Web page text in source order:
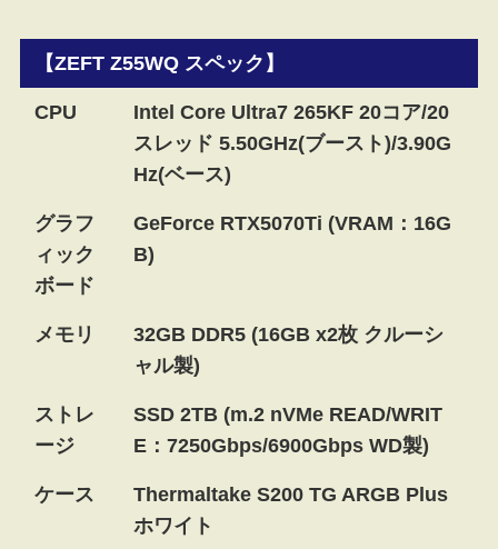
【ZEFT Z55WQ スペック】
CPU
Intel Core Ultra7 265KF 20コア/20
スレッド 5.50GHz(ブースト)/3.90G
Hz(ベース)
グラフ
ィック
ボード
GeForce RTX5070Ti (VRAM：16G
B)
メモリ
32GB DDR5 (16GB x2枚 クルーシ
ャル製)
ストレ
ージ
SSD 2TB (m.2 nVMe READ/WRIT
E：7250Gbps/6900Gbps WD製)
ケース
Thermaltake S200 TG ARGB Plus
ホワイト